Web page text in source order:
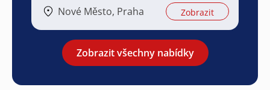
Nové Město, Praha Zobrazit
Zobrazit všechny nabídky